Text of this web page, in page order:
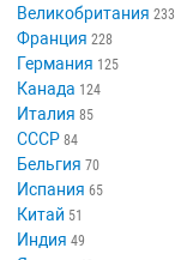
Великобритания 233
Франция 228
Германия 125
Канада 124
Италия 85
СССР 84
Бельгия 70
Испания 65
Китай 51
Индия 49